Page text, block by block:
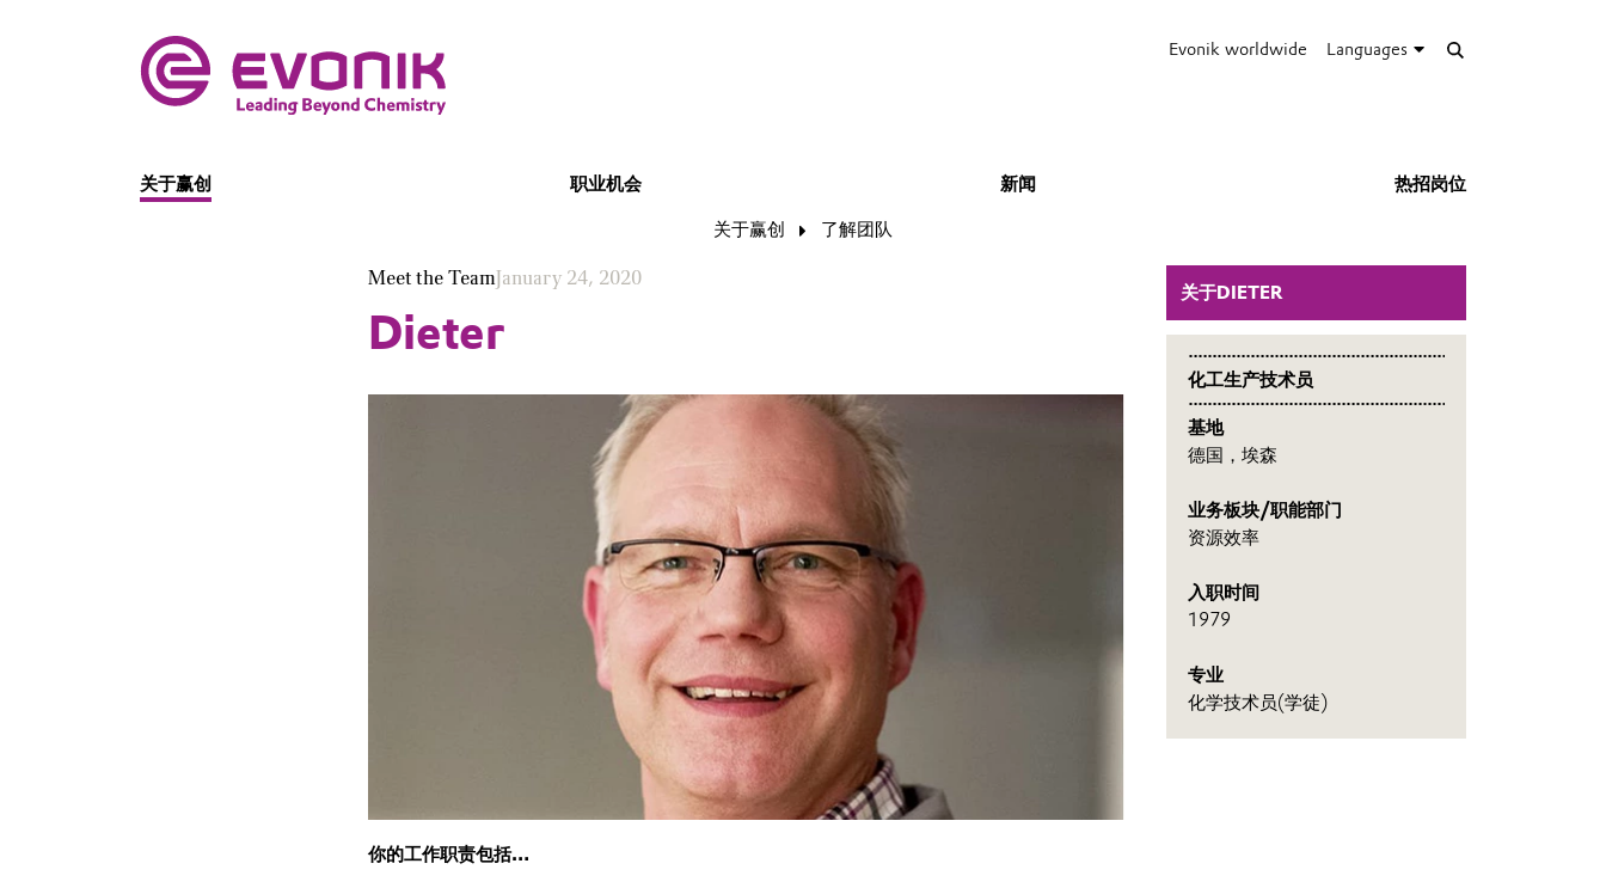
Evonik worldwide Languages
关于赢创 职业机会 新闻 热招岗位
关于赢创 了解团队
关于DIETER
化工生产技术员
基地
德国，埃森
业务板块/职能部门
资源效率
入职时间
1979
专业
化学技术员(学徒)
Meet the TeamJanuary 24, 2020
Dieter
你的工作职责包括…